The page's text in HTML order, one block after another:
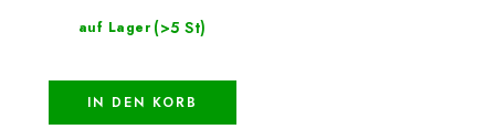
auf Lager (>5 St)
IN DEN KORB